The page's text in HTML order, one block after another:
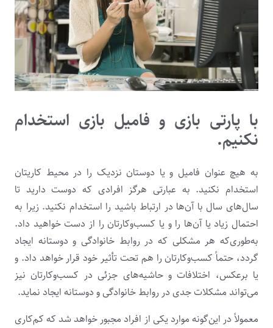
با پارتی بازی و فامیل بازی استخدام
نکنیم.
به‌ هیچ‌ عنوان فامیل و یا دوستان نزدیک را در محیط کاریتان
استخدام نکنید. به عبارتی هرگز افرادی که دوست دارید تا
سال‌های سال با آن‌ها در ارتباط باشید را استخدام نکنید. زیرا به
‌احتمال‌ زیاد یا آن‌ها را و یا کسب‌وکارتان را از دست خواهید داد.
به‌طوری‌که هر مشکلی که در روابط خانوادگی و دوستانه ایجاد
گردد، حتماً کسب‌وکارتان را هم تحت تأثیر خود قرار خواهد داد. و
یا برعکس، اختلافات و حاشیه‌های جزئی در کسب‌وکارتان نیز
می‌تواند مشکلات جدی در روابط خانوادگی و دوستانه ایجاد نماید.
معمولاً در این‌گونه موارد یکی از افراد مجبور خواهد شد که کم‌کاری